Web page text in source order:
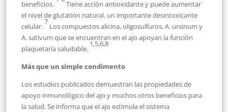
beneficios.
Tiene acción antioxidante y puede aumentar
el nivel de glutatión natural, un importante desintoxicante
celular.
7
Los compuestos alicina, oligosulfuros, A. ursinum y
A. sativum que se encuentran en el ajo apoyan la función
plaquetaria saludable.
1,5,6,8
Más que un simple condimento
Los estudios publicados demuestran las propiedades de
apoyo inmunológico del ajo y muchos otros beneficios para
la salud. Se informa que el ajo estimula el sistema